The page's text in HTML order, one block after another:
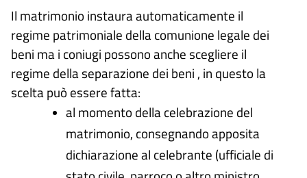
Il matrimonio instaura automaticamente il
regime patrimoniale della comunione legale dei
beni ma i coniugi possono anche scegliere il
regime della separazione dei beni , in questo la
scelta può essere fatta:
al momento della celebrazione del
matrimonio, consegnando apposita
dichiarazione al celebrante (ufficiale di